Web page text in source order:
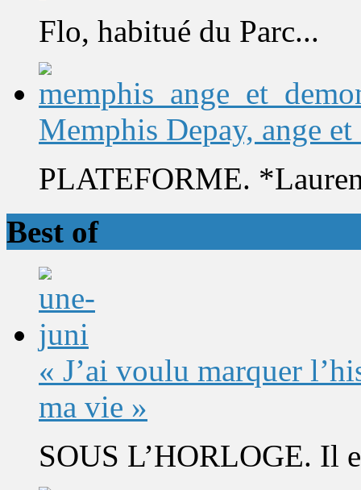
Flo, habitué du Parc...
Memphis Depay, ange et
PLATEFORME.
Best of
« J’ai voulu marquer
ma vie »
SOUS L’HORLOGE. Il